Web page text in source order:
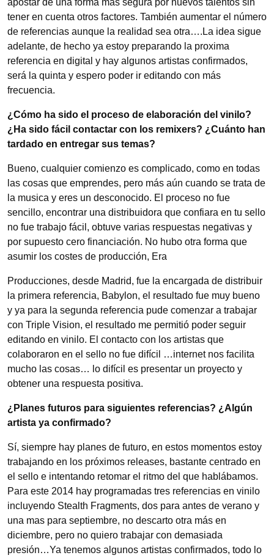
tener en cuenta otros factores. También aumentar el número
de referencias aunque la realidad sea otra….La idea sigue
adelante, de hecho ya estoy preparando la proxima
referencia en digital y hay algunos artistas confirmados,
será la quinta y espero poder ir editando con más
frecuencia.
¿Cómo ha sido el proceso de elaboración del vinilo?
¿Ha sido fácil contactar con los remixers? ¿Cuánto han
tardado en entregar sus temas?
Bueno, cualquier comienzo es complicado, como en todas
las cosas que emprendes, pero más aún cuando se trata de
la musica y eres un desconocido. El proceso no fue
sencillo, encontrar una distribuidora que confiara en tu sello
no fue trabajo fácil, obtuve varias respuestas negativas y
por supuesto cero financiación. No hubo otra forma que
asumir los costes de producción, Era
Producciones, desde Madrid, fue la encargada de distribuir
la primera referencia, Babylon, el resultado fue muy bueno
y ya para la segunda referencia pude comenzar a trabajar
con Triple Vision, el resultado me permitió poder seguir
editando en vinilo. El contacto con los artistas que
colaboraron en el sello no fue difícil …internet nos facilita
mucho las cosas… lo difícil es presentar un proyecto y
obtener una respuesta positiva.
¿Planes futuros para siguientes referencias? ¿Algún
artista ya confirmado?
Sí, siempre hay planes de futuro, en estos momentos estoy
trabajando en los próximos releases, bastante centrado en
el sello e intentando retomar el ritmo del que hablábamos.
Para este 2014 hay programadas tres referencias en vinilo
incluyendo Stealth Fragments, dos para antes de verano y
una mas para septiembre, no descarto otra más en
diciembre, pero no quiero trabajar con demasiada
presión…Ya tenemos algunos artistas confirmados, todo lo